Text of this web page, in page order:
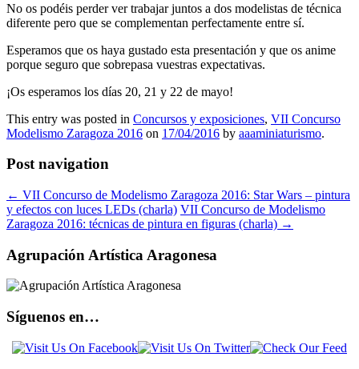
No os podéis perder ver trabajar juntos a dos modelistas de técnica
diferente pero que se complementan perfectamente entre sí.
Esperamos que os haya gustado esta presentación y que os anime
porque seguro que sobrepasa vuestras expectativas.
¡Os esperamos los días 20, 21 y 22 de mayo!
This entry was posted in Concursos y exposiciones, VII Concurso
Modelismo Zaragoza 2016 on 17/04/2016 by aaaminiaturismo.
Post navigation
← VII Concurso de Modelismo Zaragoza 2016: Star Wars – pintura
y efectos con luces LEDs (charla) VII Concurso de Modelismo
Zaragoza 2016: técnicas de pintura en figuras (charla) →
Agrupación Artística Aragonesa
Síguenos en…